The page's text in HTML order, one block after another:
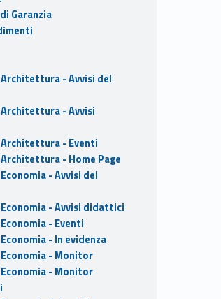
Garanzia
- Avvisi del
- Avvisi
- Eventi
- Home Page
- Avvisi del
- Avvisi didattici
- Eventi
- In evidenza
- Monitor
- Monitor